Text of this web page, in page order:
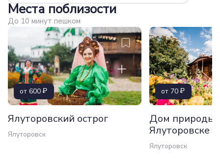
Места поблизости
До 10 минут пешком
от 600
Ялуторовский острог
Ялуторовск
от 70
Дом природы
Ялуторовске
Ялуторовск